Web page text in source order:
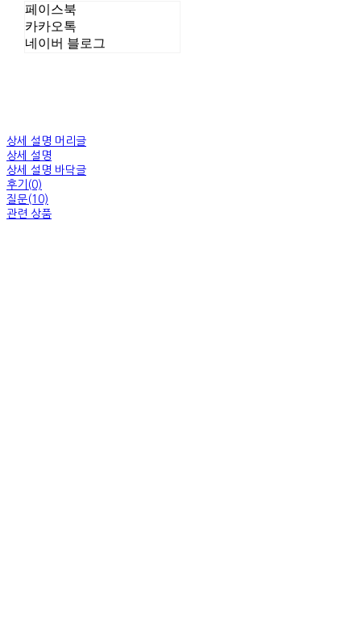
페이스북
카카오톡
네이버 블로그
상세 설명 머리글
상세 설명
상세 설명 바닥글
후기(0)
질문(10)
관련 상품